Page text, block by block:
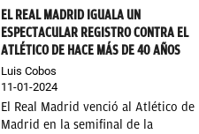
EL REAL MADRID IGUALA UN
ESPECTACULAR REGISTRO CONTRA EL
ATLÉTICO DE HACE MÁS DE 40 AÑOS
Luis Cobos
11-01-2024
El Real Madrid venció al Atlético de
Madrid en la semifinal de la